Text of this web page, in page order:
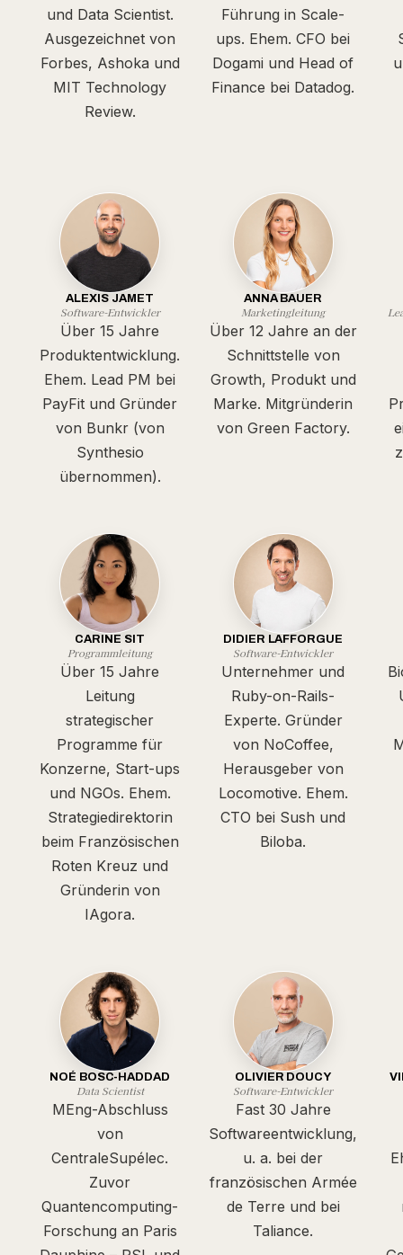
und Data Scientist.
Ausgezeichnet von
Forbes, Ashoka und
MIT Technology
Review.
Führung in Scale-
ups. Ehem. CFO bei
Dogami und Head of
Finance bei Datadog.
ALEXIS JAMET
Software-Entwickler
Über 15 Jahre
Produktentwicklung.
Ehem. Lead PM bei
PayFit und Gründer
von Bunkr (von
Synthesio
übernommen).
ANNA BAUER
Marketingleitung
Über 12 Jahre an der
Schnittstelle von
Growth, Produkt und
Marke. Mitgründerin
von Green Factory.
CARINE SIT
Programmleitung
Über 15 Jahre
Leitung
strategischer
Programme für
Konzerne, Start-ups
und NGOs. Ehem.
Strategiedirektorin
beim Französischen
Roten Kreuz und
Gründerin von
IAgora.
DIDIER LAFFORGUE
Software-Entwickler
Unternehmer und
Ruby-on-Rails-
Experte. Gründer
von NoCoffee,
Herausgeber von
Locomotive. Ehem.
CTO bei Sush und
Biloba.
NOÉ BOSC-HADDAD
Data Scientist
MEng-Abschluss
von
CentraleSupélec.
Zuvor
Quantencomputing-
Forschung an Paris
OLIVIER DOUCY
Software-Entwickler
Fast 30 Jahre
Softwareentwicklung,
u. a. bei der
französischen Armée
de Terre und bei
Taliance.